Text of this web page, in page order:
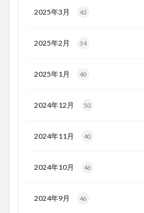
2025年3月 43
2025年2月 34
2025年1月 40
2024年12月 50
2024年11月 40
2024年10月 46
2024年9月 46